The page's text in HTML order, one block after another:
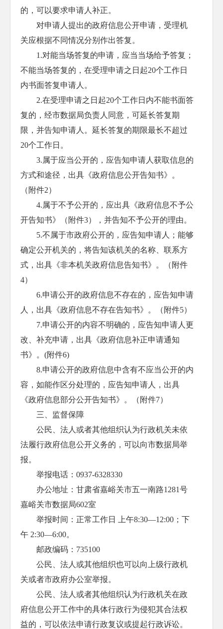
的，可以要求申请人补正。
对申请人提出的政府信息公开申请，受理机
关应根据不同情况分别作出答复。
1.对能当场答复的申请，应当当场给予答复；
不能当场答复的，在受理申请之日起20个工作日
内书面答复申请人。
2.在受理申请之日起20个工作日内不能书面答
复的，经市数据局负责人同意，可延长答复期
限，并告知申请人。延长答复的期限最长不超过
20个工作日。
3.属于应当公开的，应告知申请人获取信息的
方式和途径，出具《政府信息公开告知书》。
（附件2）
4.属于不予公开的，应出具《政府信息不予公
开告知书》（附件3），并告知不予公开的理由。
5.不属于市政府公开的，应告知申请人；能够
确定公开机关的，将告知该机关的名称、联系方
式，出具《非本机关政府信息告知书》。（附件
4）
6.申请公开的政府信息不存在的，应告知申请
人，出具《政府信息不存在告知书》。（附件5）
7.申请公开的内容不明确的，应告知申请人更
改、补充申请，出具《政府信息补正申请通知
书》。(附件6)
8.申请公开的政府信息中含有不应当公开的内
容，如能作区分处理的，应告知申请人，出具
《政府信息部分公开告知书》。（附件7）
三、监督保障
公民、法人或者其他组织认为行政机关未依
法履行政府信息公开义务的，可以向市数据局举
报。
举报电话：0937-6328330
办公地址：甘肃省嘉峪关市五一南路1281号
嘉峪关市数据局602室
举报时间：正常工作日 上午8:30—12:00；下
午 2:30—6:00。
邮政编码：735100
公民、法人或其他组织也可以向上级行政机
关或者市政府办公室举报。
公民、法人或者其他组织认为行政机关在政
府信息公开工作中的具体行政行为侵犯其合法权
益的，可以依法申请行政复议或提起行政诉讼。